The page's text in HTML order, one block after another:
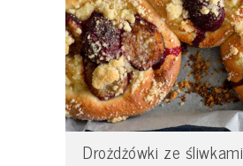
Drożdżówki ze śliwkami